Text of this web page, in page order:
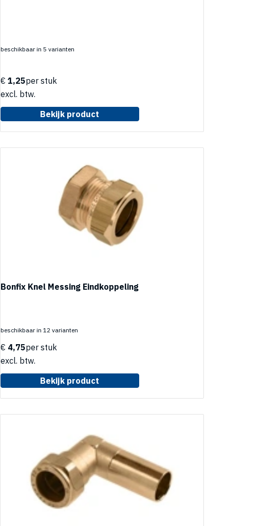
beschikbaar in 5 varianten
€ 1,25per stuk
excl. btw.
Bekijk product
Bonfix Knel Messing Eindkoppeling
beschikbaar in 12 varianten
€ 4,75per stuk
excl. btw.
Bekijk product